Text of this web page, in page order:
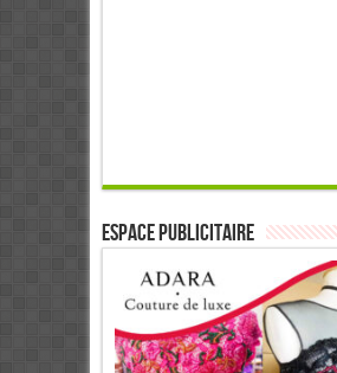
ESPACE PUBLICITAIRE